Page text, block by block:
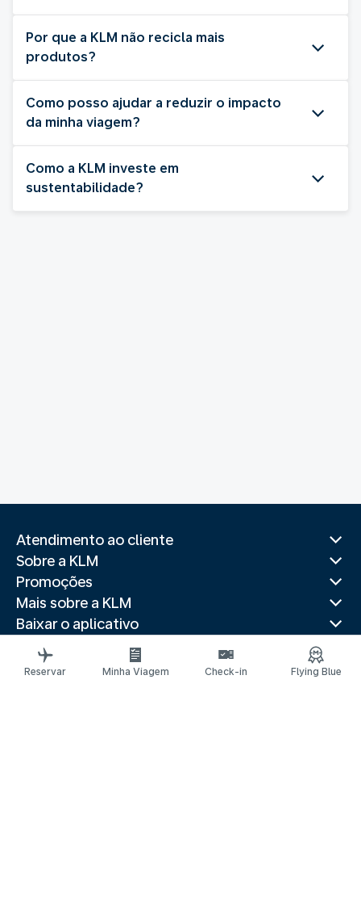
Por que a KLM não recicla mais
produtos?
Como posso ajudar a reduzir o impacto
da minha viagem?
Como a KLM investe em
sustentabilidade?
Atendimento ao cliente
Sobre a KLM
Promoções
Mais sobre a KLM
Baixar o aplicativo
Sites relacionados
Guias de viagem
Reservar Minha Viagem Check-in Flying Blue